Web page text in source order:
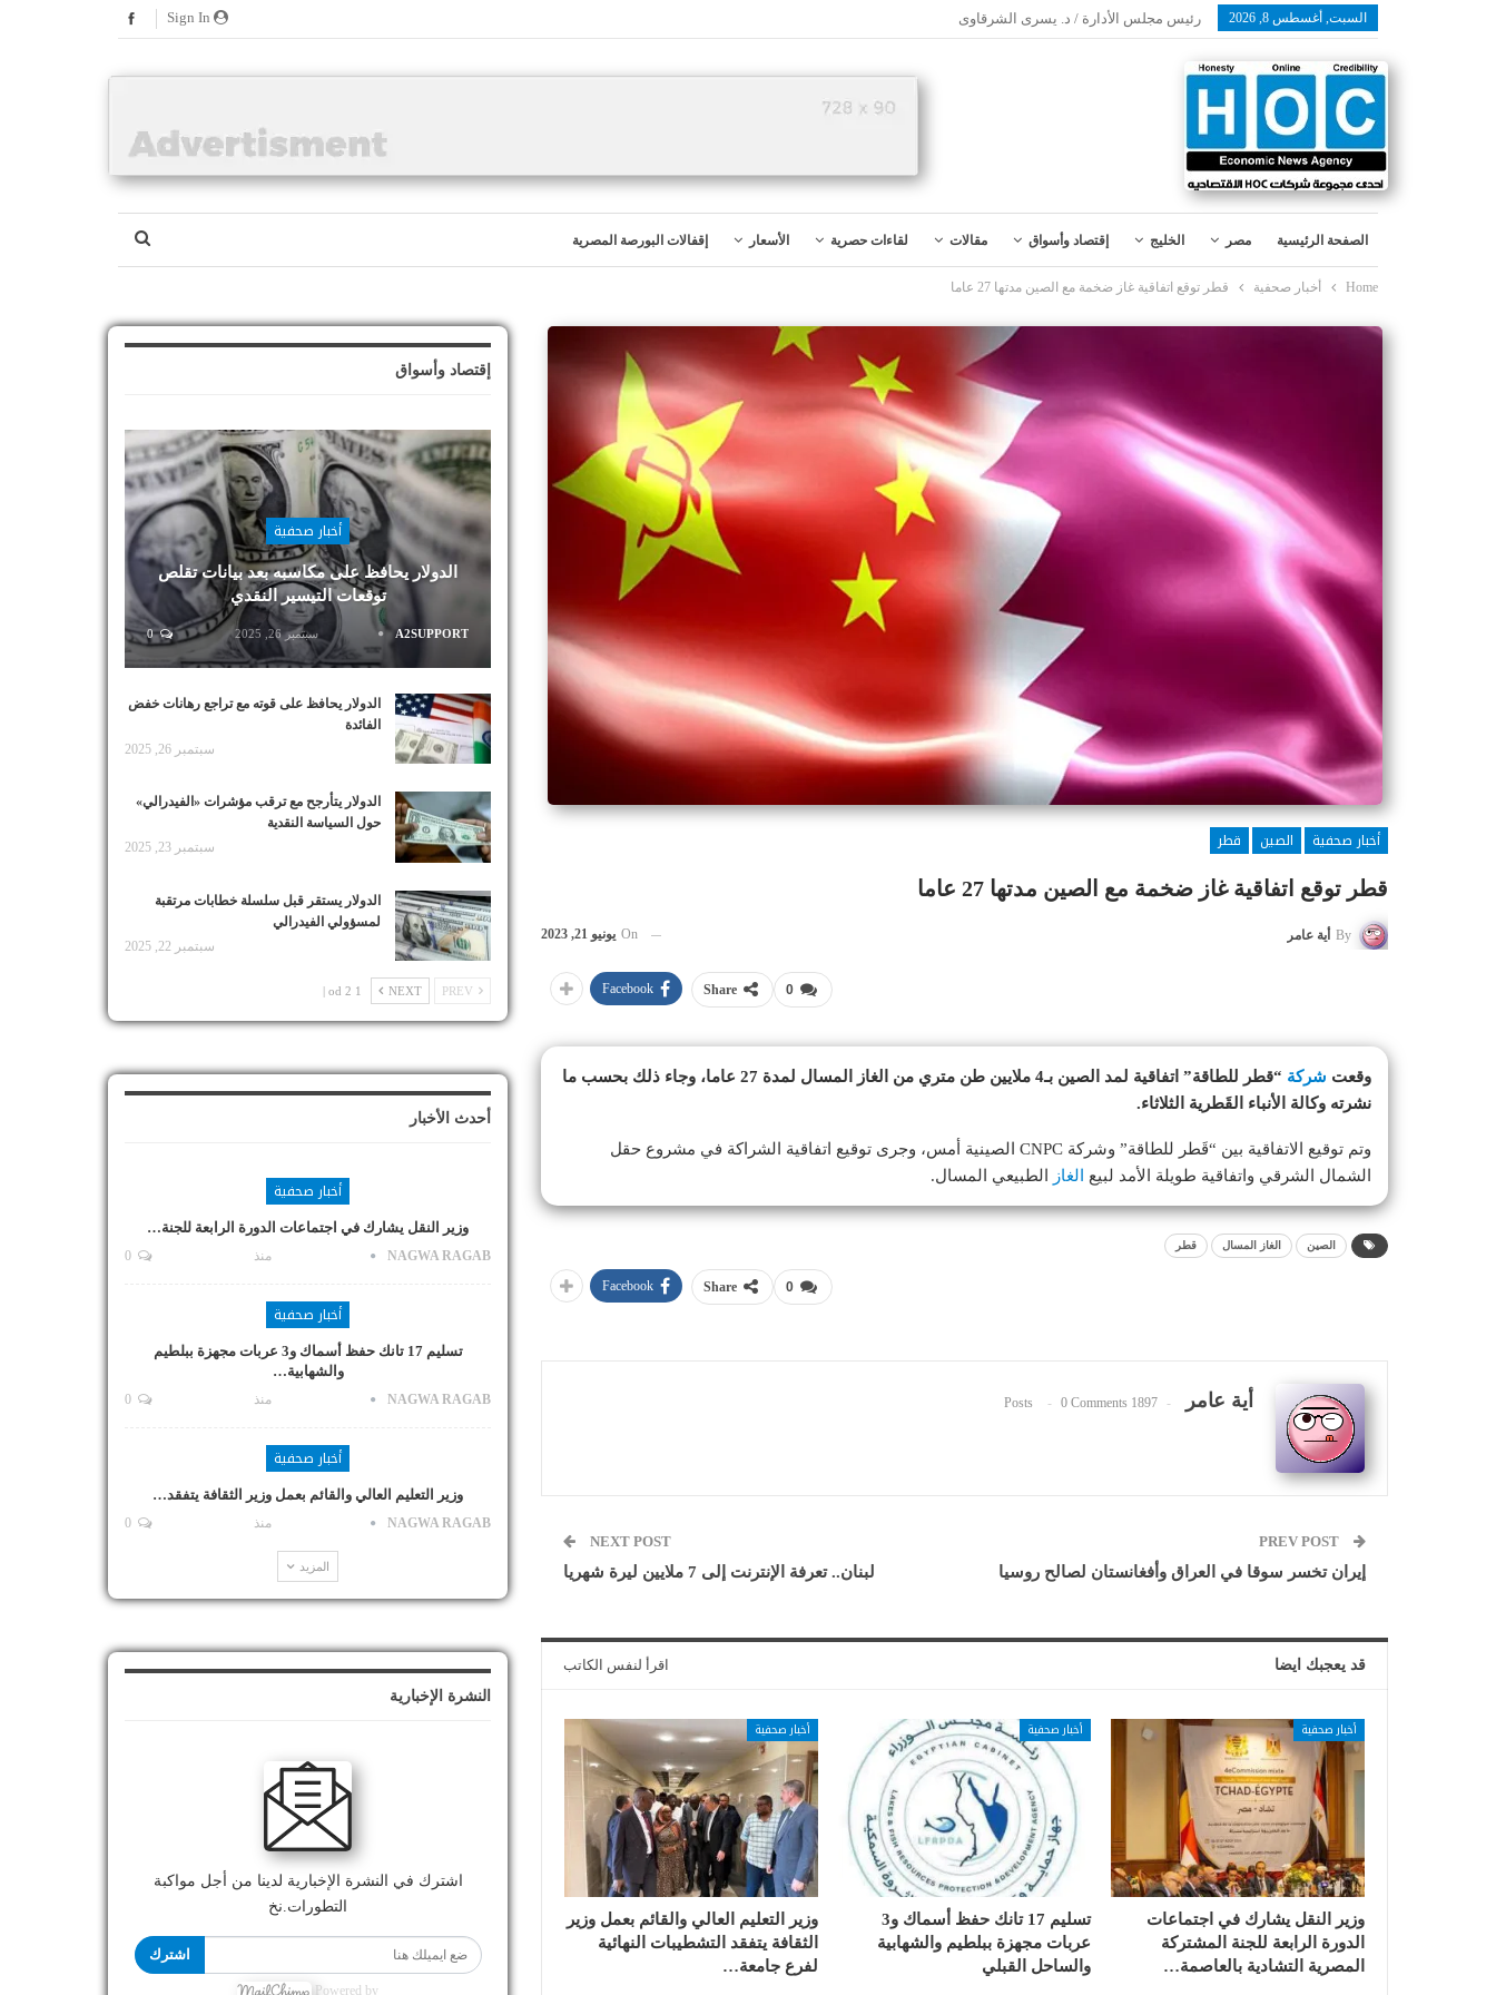
السبت, أغسطس 8, 2026 رئيس مجلس الأدارة / د. يسرى الشرقاوى
الصفحة الرئيسية مصر الخليج إقتصاد وأسواق مقالات لقاءات حصرية الأسعار إقفالات البورصة المصرية
Home أخبار صحفية قطر توقع اتفاقية غاز ضخمة مع الصين مدتها 27 عاما
أخبار صحفية الصين
قطر
قطر توقع اتفاقية غاز ضخمة مع الصين مدتها 27 عاما
By أية عامر On يونيو 21, 2023
0
Share
Facebook
وقعت شركة
“قطر للطاقة” اتفاقية لمد الصين بـ4 ملايين طن متري من الغاز المسال لمدة 27 عاما، وجاء ذلك بحسب ما
نشرته وكالة الأنباء القَطرية الثلاثاء.
وتم توقيع الاتفاقية بين “قَطر للطاقة” وشركة CNPC الصينية أمس، وجرى توقيع اتفاقية الشراكة في مشروع حقل
الشمال الشرقي واتفاقية طويلة الأمد لبيع
الغاز الطبيعي المسال.
الصين الغاز المسال قطر
0
Share
Facebook
أية عامر 1897 Posts
0 Comments
إيران تخسر سوقا في العراق وأفغانستان لصالح روسيا
NEXT POST
لبنان.. تعرفة الإنترنت إلى 7 ملايين ليرة شهريا
قد يعجبك ايضا اقرأ لنفس الكاتب
أخبار صحفية
وزير النقل يشارك في اجتماعات
الدورة الرابعة للجنة المشتركة
المصرية التشادية بالعاصمة…
أخبار صحفية
تسليم 17 تانك حفظ أسماك و3
عربات مجهزة ببلطيم والشهابية
والساحل القبلي
أخبار صحفية
وزير التعليم العالي والقائم بعمل وزير
الثقافة يتفقد التشطيبات النهائية
لفرع جامعة…
إقتصاد وأسواق
أخبار صحفية
الدولار يحافظ على مكاسبه بعد بيانات تقلص
توقعات التيسير النقدي
A2SUPPORT سبتمبر 26, 2025 0
الدولار يحافظ على قوته مع تراجع رهانات خفض
الفائدة
سبتمبر 26, 2025
الدولار يتأرجح مع ترقب مؤشرات «الفيدرالي»
حول السياسة النقدية
سبتمبر 23, 2025
الدولار يستقر قبل سلسلة خطابات مرتقبة
لمسؤولي الفيدرالي
سبتمبر 22, 2025
NEXT
1 od 2 |
أحدث الأخبار
أخبار صحفية
وزير النقل يشارك في اجتماعات الدورة الرابعة للجنة…
NAGWA RAGAB منذ
أخبار صحفية
تسليم 17 تانك حفظ أسماك و3 عربات مجهزة ببلطيم
والشهابية…
NAGWA RAGAB منذ
أخبار صحفية
وزير التعليم العالي والقائم بعمل وزير الثقافة يتفقد…
NAGWA RAGAB منذ
المزيد
النشرة الإخبارية
اشترك في النشرة الإخبارية لدينا من أجل مواكبة
التطورات.نخ
اشترك
Powered by